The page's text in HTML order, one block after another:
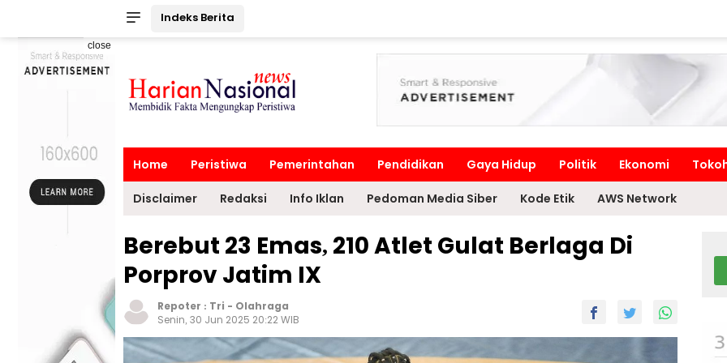
Indeks Berita
close
Home Peristiwa Pemerintahan Pendidikan Gaya Hidup Politik Ekonomi
Disclaimer Redaksi Info Iklan Pedoman Media Siber Kode Etik AWS Network
Berebut 23 Emas, 210 Atlet Gulat Berlaga Di
Porprov Jatim IX
Repoter : Tri - Olahraga
Senin, 30 Jun 2025 20:22 WIB